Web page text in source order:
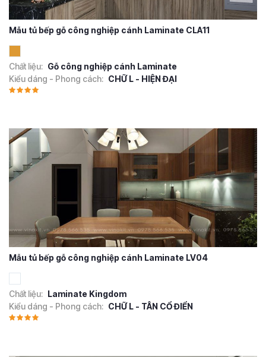
Mẫu tủ bếp gỗ công nghiệp cánh Laminate CLA11
Chất liệu: Gỗ công nghiệp cánh Laminate
Kiểu dáng - Phong cách: CHỮ L - HIỆN ĐẠI
Mẫu tủ bếp gỗ công nghiệp cánh Laminate LV04
Chất liệu: Laminate Kingdom
Kiểu dáng - Phong cách: CHỮ L - TÂN CỔ ĐIỂN